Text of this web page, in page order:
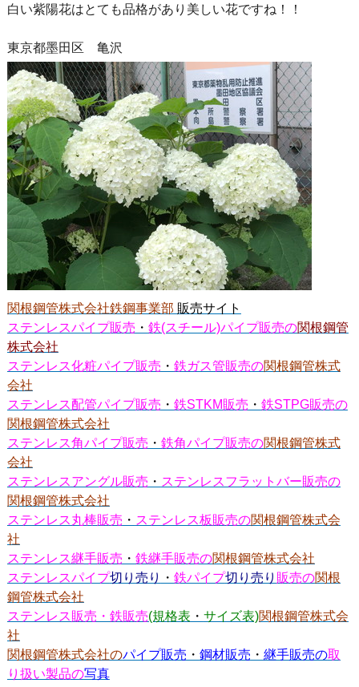
白い紫陽花はとても品格があり美しい花ですね！！
東京都墨田区 亀沢
関根鋼管株式会社鉄鋼事業部 販売サイト
ステンレスパイプ販売 ・ 鉄(スチール)パイプ販売の関根鋼管
株式会社
ステンレス化粧パイプ販売 ・ 鉄ガス管販売の関根鋼管株式
会社
ステンレス配管パイプ販売 ・ 鉄STKM販売 ・ 鉄STPG販売の
関根鋼管株式会社
ステンレス角パイプ販売 ・ 鉄角パイプ販売の関根鋼管株式
会社
ステンレスアングル販売 ・ ステンレスフラットバー販売の
関根鋼管株式会社
ステンレス丸棒販売 ・ ステンレス板販売の関根鋼管株式会
社
ステンレス継手販売 ・ 鉄継手販売の関根鋼管株式会社
ステンレスパイプ切り売り ・ 鉄パイプ切り売り 販売の関根
鋼管株式会社
ステンレス販売・鉄販売(規格表 ・ サイズ表)関根鋼管株式会
社
関根鋼管株式会社のパイプ販売 ・ 鋼材販売 ・ 継手販売の取
り扱い製品の写真